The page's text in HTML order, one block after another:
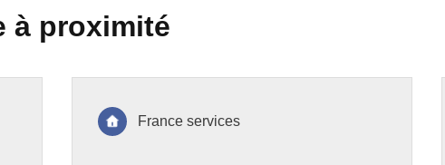
à proximité
France services